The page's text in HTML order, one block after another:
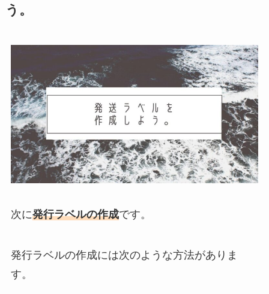
う。
次に発行ラベルの作成です。
発行ラベルの作成には次のような方法がありま
す。